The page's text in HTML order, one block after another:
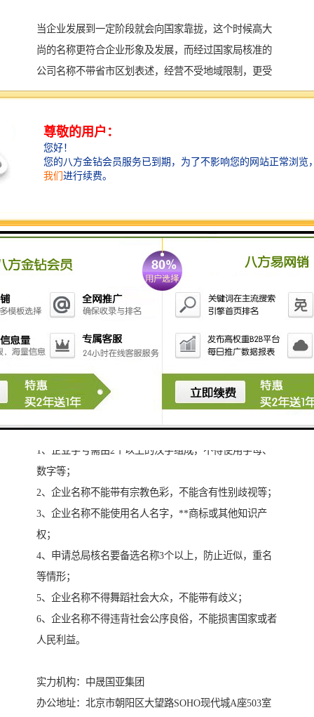
当企业发展到一定阶段就会向国家靠拢，这个时候高大
尚的名称更符合企业形象及发展，而经过国家局核准的
公司名称不带省市区划表述，经营不受地域限制，更受
老板们喜爱，相比常见的公司名称，无地域公司名称更
头这类名称跟靠近国企央企，很多老板都想要，但是现
在由于国家局核名政策的调整，现在申请国家局名称不
在简单，如果您有想要核准的总局名称可以委托我司代
核名顾问---中晟国亚：于海洋
已有企业变更升级无地域名称要求
企业的注册资金不得低于五千万元
企业需在2个以上的省份设立有企业
有企业
国家局申请无地域名称。
企业申请无地域公司名称需要注意的事项：
1、企业字号需由2个以上的汉字组成，不得使用字母、
数字等；
2、企业名称不能带有宗教色彩，不能含有性别歧视等；
3、企业名称不能使用名人名字，**商标或其他知识产
权；
4、申请总局核名要备选名称3个以上，防止近似，重名
等情形；
5、企业名称不得舞蹈社会大众，不能带有歧义；
6、企业名称不得违背社会公序良俗，不能损害国家或者
人民利益。
实力机构：中晟国亚集团
办公地址：北京市朝阳区大望路SOHO现代城A座503室